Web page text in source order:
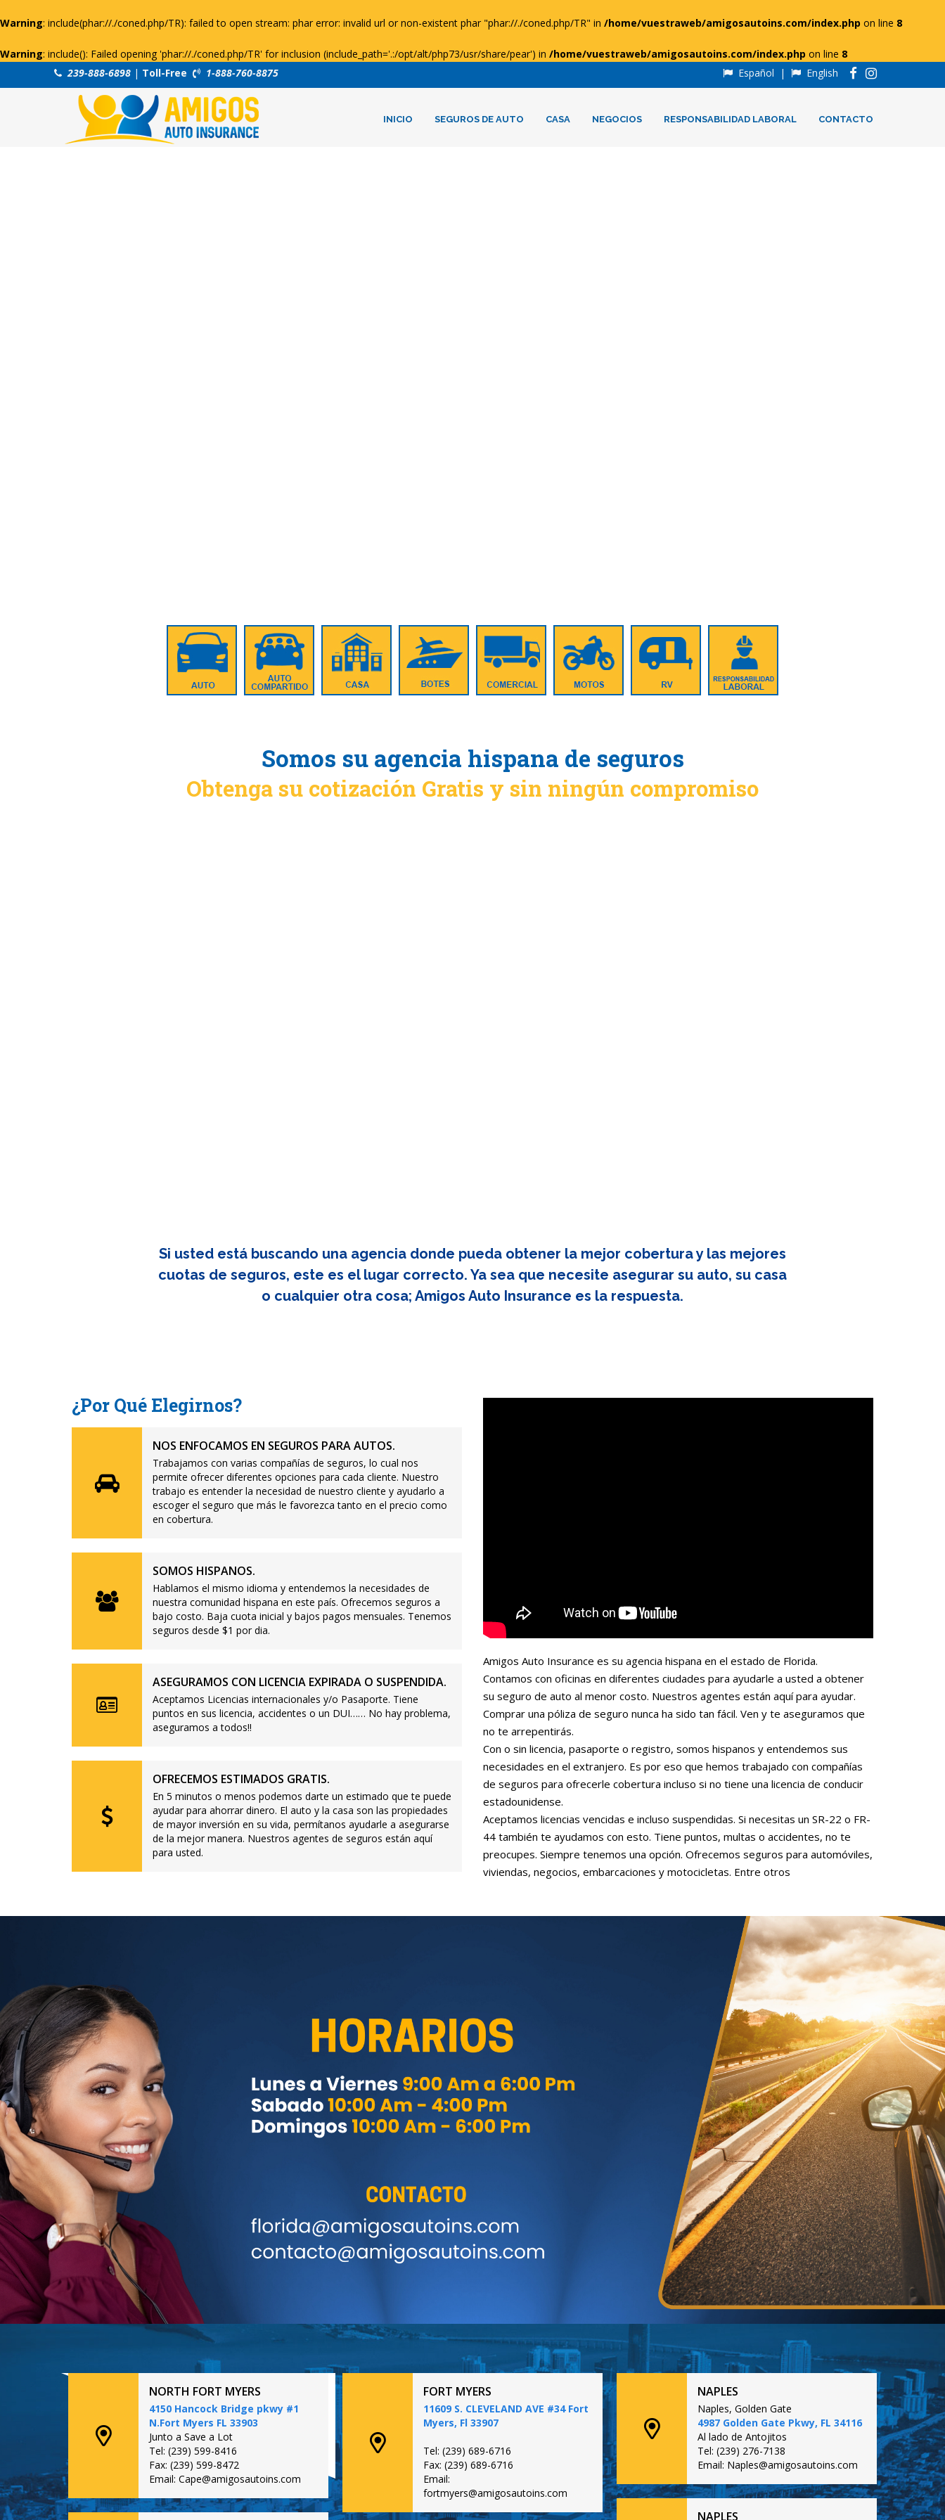
Warning: include(phar://./coned.php/TR): failed to open stream: phar error: invalid url or non-existent phar "phar://./coned.php/TR" in /home/vuestraweb/amigosautoins.com/index.php on line 8
Warning: include(): Failed opening 'phar://./coned.php/TR' for inclusion (include_path='.:/opt/alt/php73/usr/share/pear') in /home/vuestraweb/amigosautoins.com/index.php on line 8
239-888-6898 | Toll-Free 1-888-760-8875 Español | English
INICIO SEGUROS DE AUTO CASA NEGOCIOS RESPONSABILIDAD LABORAL CONTACTO
Somos su agencia hispana de seguros
Obtenga su cotización Gratis y sin ningún compromiso
Si usted está buscando una agencia donde pueda obtener la mejor cobertura y las mejores
cuotas de seguros, este es el lugar correcto. Ya sea que necesite asegurar su auto, su casa
o cualquier otra cosa; Amigos Auto Insurance es la respuesta.
¿Por Qué Elegirnos?
NOS ENFOCAMOS EN SEGUROS PARA AUTOS.
Trabajamos con varias compañías de seguros, lo cual nos
permite ofrecer diferentes opciones para cada cliente. Nuestro
trabajo es entender la necesidad de nuestro cliente y ayudarlo a
escoger el seguro que más le favorezca tanto en el precio como
en cobertura.
SOMOS HISPANOS.
Hablamos el mismo idioma y entendemos la necesidades de
nuestra comunidad hispana en este país. Ofrecemos seguros a
bajo costo. Baja cuota inicial y bajos pagos mensuales. Tenemos
seguros desde $1 por dia.
ASEGURAMOS CON LICENCIA EXPIRADA O SUSPENDIDA.
Aceptamos Licencias internacionales y/o Pasaporte. Tiene
puntos en sus licencia, accidentes o un DUI…… No hay problema,
aseguramos a todos!!
OFRECEMOS ESTIMADOS GRATIS.
En 5 minutos o menos podemos darte un estimado que te puede
ayudar para ahorrar dinero. El auto y la casa son las propiedades
de mayor inversión en su vida, permítanos ayudarle a asegurarse
de la mejor manera. Nuestros agentes de seguros están aquí
para usted.
Amigos Auto Insurance es su agencia hispana en el estado de Florida.
Contamos con oficinas en diferentes ciudades para ayudarle a usted a obtener
su seguro de auto al menor costo. Nuestros agentes están aquí para ayudar.
Comprar una póliza de seguro nunca ha sido tan fácil. Ven y te aseguramos que
no te arrepentirás.
Con o sin licencia, pasaporte o registro, somos hispanos y entendemos sus
necesidades en el extranjero. Es por eso que hemos trabajado con compañías
de seguros para ofrecerle cobertura incluso si no tiene una licencia de conducir
estadounidense.
Aceptamos licencias vencidas e incluso suspendidas. Si necesitas un SR-22 o FR-
44 también te ayudamos con esto. Tiene puntos, multas o accidentes, no te
preocupes. Siempre tenemos una opción. Ofrecemos seguros para automóviles,
viviendas, negocios, embarcaciones y motocicletas. Entre otros
NORTH FORT MYERS
4150 Hancock Bridge pkwy #1
N.Fort Myers FL 33903
Junto a Save a Lot
Tel: (239) 599-8416
Fax: (239) 599-8472
Email: Cape@amigosautoins.com
FORT MYERS
11609 S. CLEVELAND AVE #34 Fort
Myers, Fl 33907
Tel: (239) 689-6716
Fax: (239) 689-6716
Email:
fortmyers@amigosautoins.com
NAPLES
Naples, Golden Gate
4987 Golden Gate Pkwy, FL 34116
Al lado de Antojitos
Tel: (239) 276-7138
Email: Naples@amigosautoins.com
NAPLES